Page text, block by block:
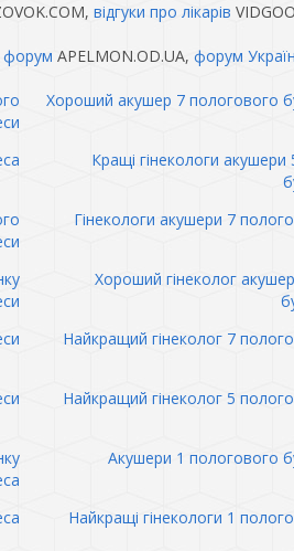
відгуки про лікарів
форум APELMON.OD.UA, форум
Хороший акушер 7 пологового
Кращі гінекологи
Гінекологи акушери 7
Хороший гінеколог
Найкращий гінеколог 7
Найкращий гінеколог 5
Акушери 1 пологового
Найкращі гінекологи 1